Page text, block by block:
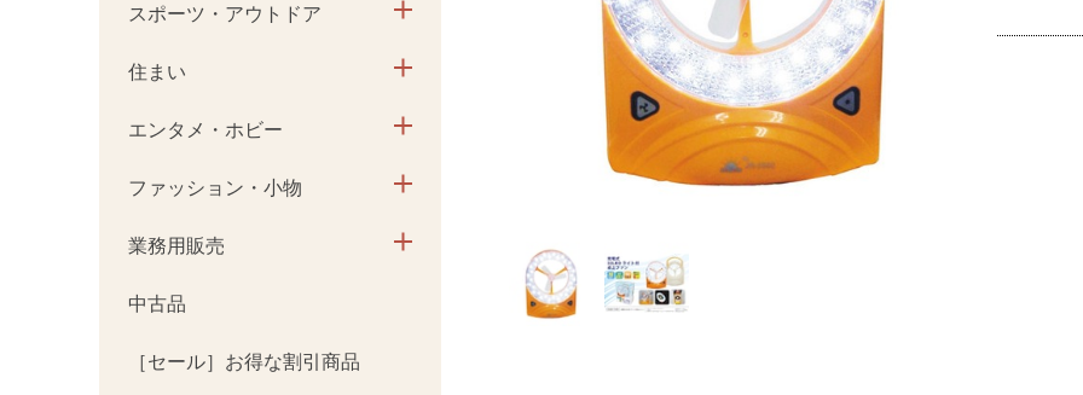
スポーツ・アウトドア
住まい
エンタメ・ホビー
ファッション・小物
業務用販売
中古品
［セール］お得な割引商品